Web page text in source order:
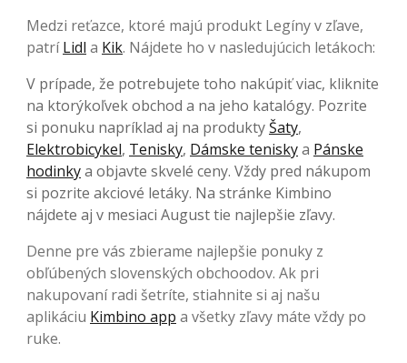
Medzi reťazce, ktoré majú produkt Legíny v zľave,
patríLidl a Kik. Nájdete ho v nasledujúcich letákoch:
V prípade, že potrebujete toho nakúpiť viac, kliknite
na ktorýkoľvek obchod a na jeho katalógy. Pozrite
si ponuku napríklad aj na produktyŠaty,
Elektrobicykel, Tenisky, Dámske teniskya Pánske
hodinkya objavte skvelé ceny. Vždy pred nákupom
si pozrite akciové letáky. Na stránke Kimbino
nájdete aj v mesiaci August tie najlepšie zľavy.
Denne pre vás zbierame najlepšie ponuky z
obľúbených slovenských obchoodov. Ak pri
nakupovaní radi šetríte, stiahnite si aj našu
aplikáciu Kimbino app a všetky zľavy máte vždy po
ruke.